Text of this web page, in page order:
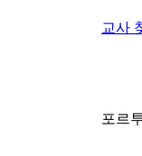
교사
포르